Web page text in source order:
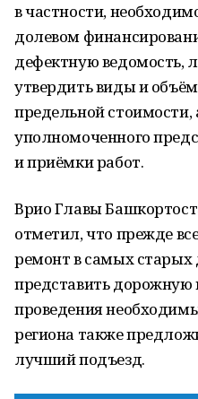
в частности,
долевом
дефектную ведомость,
утвердить виды и
предельной стоимости,
уполномоченного
и приёмки работ.
Врио Главы
отметил, что прежде
ремонт в самых
представить дорожную
проведения
региона также
лучший подъезд.